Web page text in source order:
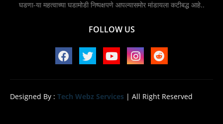
घडणा-या महत्वाच्या घडामोडी निष्पक्षपणे आपल्यासमोर मांडायला कटीबद्ध आहे..
FOLLOW US
Designed By : Tech Webz Services | All Right Reserved